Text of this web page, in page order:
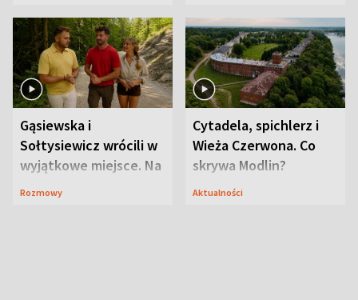
Gąsiewska i
Sołtysiewicz wrócili w
wyjątkowe miejsce. Na
Rozmowy
Cytadela, spichlerz i
Wieża Czerwona. Co
skrywa Modlin?
Aktualności